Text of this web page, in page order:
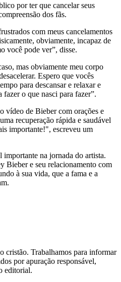
por ter que cancelar seus
dos fãs.
com meus cancelamentos
obviamente, incapaz de
você pode ver”, disse.
mas obviamente meu corpo
Espero que vocês
para descansar e relaxar e
o que nasci para fazer”.
vídeo de Bieber com orações e
recuperação rápida e saudável
importante!", escreveu um
importante na jornada do artista.
Bieber e seu relacionamento com
à sua vida, que a fama e a
cristão. Trabalhamos para informar
por apuração responsável,
editorial.